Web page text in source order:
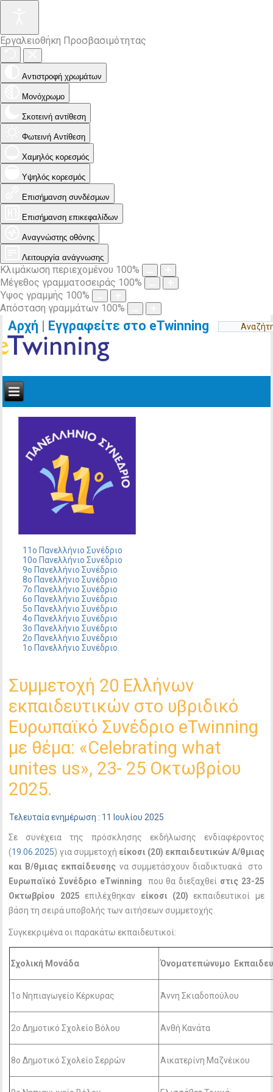
Εργαλειοθήκη Προσβασιμότητας
Αντιστροφή χρωμάτων
Μονόχρωμο
Σκοτεινή αντίθεση
Φωτεινή Αντίθεση
Χαμηλός κορεσμός
Υψηλός κορεσμός
Επισήμανση συνδέσμων
Επισήμανση επικεφαλίδων
Αναγνώστης οθόνης
Λειτουργία ανάγνωσης
Κλιμάκωση περιεχομένου 100%
Μέγεθος γραμματοσειράς 100%
Ύψος γραμμής 100%
Απόσταση γραμμάτων 100%
Αρχή | Εγγραφείτε στο eTwinning
11ο Πανελλήνιο Συνέδριο
10ο Πανελλήνιο Συνέδριο
9ο Πανελλήνιο Συνέδριο
8ο Πανελλήνιο Συνέδριο
7ο Πανελλήνιο Συνέδριο
6ο Πανελλήνιο Συνέδριο
5ο Πανελλήνιο Συνέδριο
4ο Πανελλήνιο Συνέδριο
3ο Πανελλήνιο Συνέδριο
2ο Πανελλήνιο Συνέδριο
1ο Πανελλήνιο Συνέδριο
Συμμετοχή 20 Ελλήνων
εκπαιδευτικών στο υβριδικό
Ευρωπαϊκό Συνέδριο eTwinning
με θέμα: «Celebrating what
unites us», 23- 25 Οκτωβρίου
2025.
Τελευταία ενημέρωση : 11 Ιουλίου 2025
Σε συνέχεια της πρόσκλησης εκδήλωσης ενδιαφέροντος
(19.06.2025) για συμμετοχή είκοσι (20) εκπαιδευτικών Α/θμιας
και Β/θμιας εκπαίδευσης να συμμετάσχουν διαδικτυακά
στο
Ευρωπαϊκό Συνέδριο eTwinning που θα διεξαχθεί στις 23-25
Οκτωβρίου 2025 επιλέχθηκαν είκοσι (20) εκπαιδευτικοί με
βάση τη σειρά υποβολής των αιτήσεων συμμετοχής.
Συγκεκριμένα οι παρακάτω εκπαιδευτικοί:
Σχολική Μονάδα Όνοματεπώνυμο
1ο Νηπιαγωγείο Κέρκυρας Άννη Σκιαδοπούλου
2ο Δημοτικό Σχολείο Βόλου Ανθή Κανάτα
8ο Δημοτικό Σχολείο Σερρών Αικατερίνη Μαζνέικου